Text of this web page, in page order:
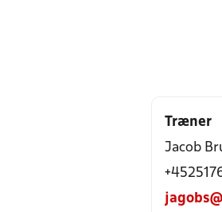
Træner
Jacob